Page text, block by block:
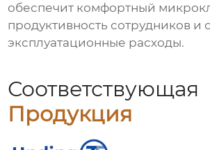
обеспечит комфортный
продуктивность сотрудников и
эксплуатационные расходы.
Соответствующая
Продукция